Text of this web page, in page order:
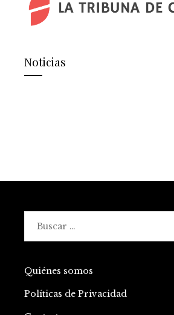
Noticias
Quiénes somos
Políticas de Privacidad